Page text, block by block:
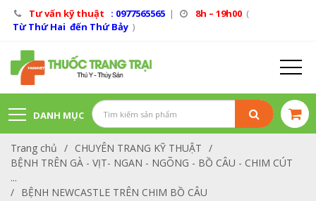
Tư vấn kỹ thuật : 0977565565 | 8h – 19h00 (
Từ Thứ Hai đến Thứ Bảy )
DANH MỤC
SẢN PHẨM
Trang chủ / CHUYÊN TRANG KỸ THUẬT /
BỆNH TRÊN GÀ - VỊT- NGAN - NGÕNG - BỒ CÂU - CHIM CÚT
...
/ BỆNH NEWCASTLE TRÊN CHIM BỒ CÂU